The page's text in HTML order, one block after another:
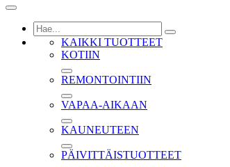
KAIKKI TUOTTEET
KOTIIN
REMONTOINTIIN
VAPAA-AIKAAN
KAUNEUTEEN
PÄIVITTÄISTUOTTEET